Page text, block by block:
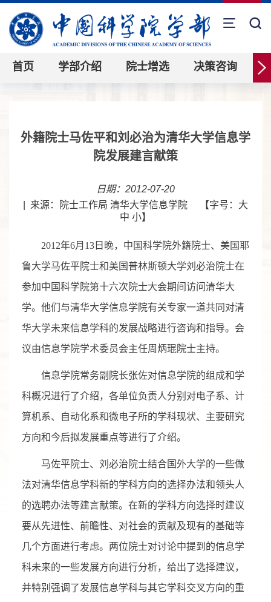
首页 学部介绍 院士增选 决策咨询
外籍院士马佐平和刘必治为清华大学信息学
院发展建言献策
日期：2012-07-20
来源：院士工作局 清华大学信息学院 【字号： 大
中 小】
2012年6月13日晚，中国科学院外籍院士、美国耶
鲁大学马佐平院士和美国普林斯顿大学刘必治院士在
参加中国科学院第十六次院士大会期间访问清华大
学。他们与清华大学信息学院有关专家一道共同对清
华大学未来信息学科的发展战略进行咨询和指导。会
议由信息学院学术委员会主任周炳琨院士主持。
信息学院常务副院长张佐对信息学院的组成和学
科概况进行了介绍，各单位负责人分别对电子系、计
算机系、自动化系和微电子所的学科现状、主要研究
方向和今后拟发展重点等进行了介绍。
马佐平院士、刘必治院士结合国外大学的一些做
法对清华信息学科新的学科方向的选择办法和领头人
的选聘办法等建言献策。在新的学科方向选择时建议
要从先进性、前瞻性、对社会的贡献及现有的基础等
几个方面进行考虑。两位院士对讨论中提到的信息学
科未来的一些发展方向进行分析，给出了选择建议，
并特别强调了发展信息学科与其它学科交叉方向的重